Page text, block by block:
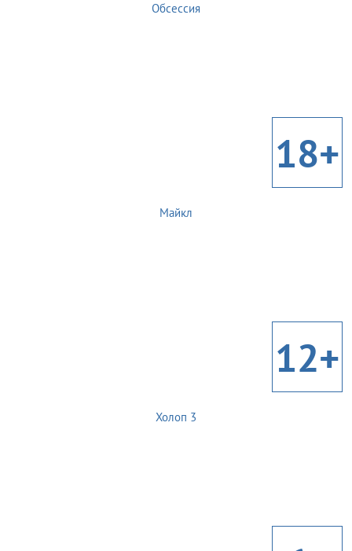
Обсессия
18+
Майкл
12+
Холоп 3